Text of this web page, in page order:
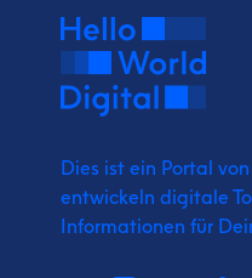
Dies ist ein Portal
entwickeln digitale
Informationen für